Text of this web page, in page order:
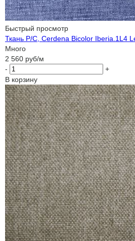
Быстрый просмотр
Ткань P/C, Cerdena Bicolor Iberia.1L4
Много
2 560 руб/м
-
+
В корзину